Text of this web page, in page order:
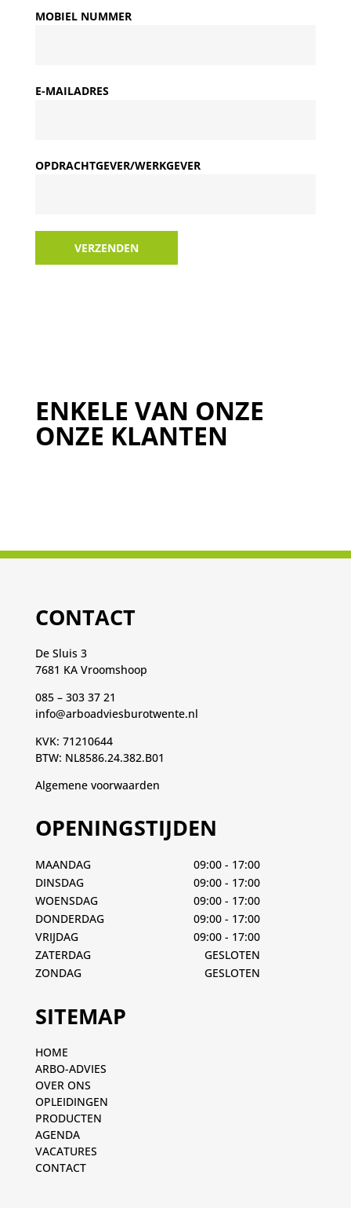
MOBIEL NUMMER
E-MAILADRES
OPDRACHTGEVER/WERKGEVER
VERZENDEN
ENKELE VAN ONZE
ONZE KLANTEN
CONTACT
De Sluis 3
7681 KA Vroomshoop
085 – 303 37 21
info@arboadviesburotwente.nl
KVK: 71210644
BTW: NL8586.24.382.B01
Algemene voorwaarden
OPENINGSTIJDEN
MAANDAG
09:00 - 17:00
DINSDAG
09:00 - 17:00
WOENSDAG
09:00 - 17:00
DONDERDAG
09:00 - 17:00
VRIJDAG
09:00 - 17:00
ZATERDAG
GESLOTEN
ZONDAG
GESLOTEN
SITEMAP
HOME
ARBO-ADVIES
OVER ONS
OPLEIDINGEN
PRODUCTEN
AGENDA
VACATURES
CONTACT